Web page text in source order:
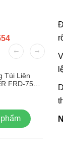
Túi Liên
FRD-750-